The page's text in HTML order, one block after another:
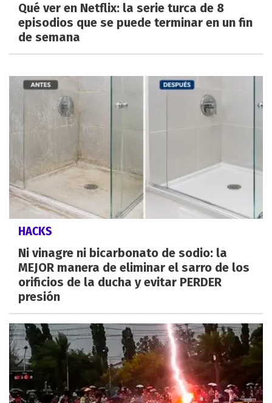
Qué ver en Netflix: la serie turca de 8
episodios que se puede terminar en un fin
de semana
HACKS
Ni vinagre ni bicarbonato de sodio: la
MEJOR manera de eliminar el sarro de los
orificios de la ducha y evitar PERDER
presión